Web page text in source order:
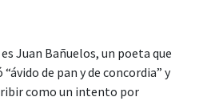
Juan Bañuelos, un poeta que
de pan y de concordia” y
como un intento por